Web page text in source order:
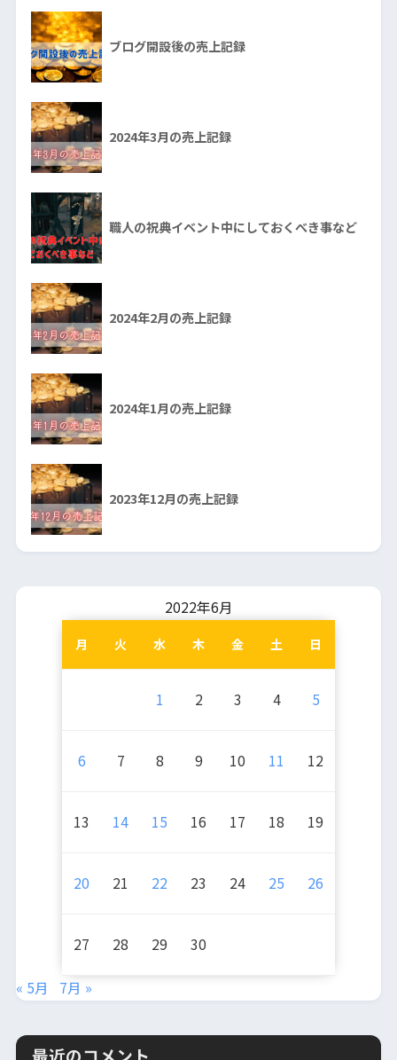
ブログ開設後の売上記録
2024年3月の売上記録
職人の祝典イベント中にしておくべき事など
2024年2月の売上記録
2024年1月の売上記録
2023年12月の売上記録
2022年6月
月 火 水 木 金 土 日
1 2 3 4 5
6 7 8 9 10 11 12
13 14 15 16 17 18 19
20 21 22 23 24 25 26
27 28 29 30
« 5月 7月 »
最近のコメント